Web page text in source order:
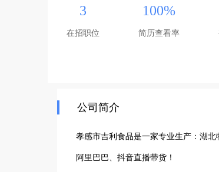
3
在招职位
100%
简历查看率
公司简介
孝感市吉利食品是一家专业生产：湖
阿里巴巴、抖音直播带货！